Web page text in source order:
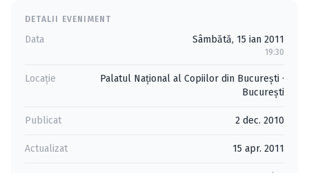
DETALII EVENIMENT
Data Sâmbătă, 15 ian 2011
19:30
Locație Palatul Naţional al Copiilor din București ·
Bucureşti
Publicat 2 dec. 2010
Actualizat 15 apr. 2011